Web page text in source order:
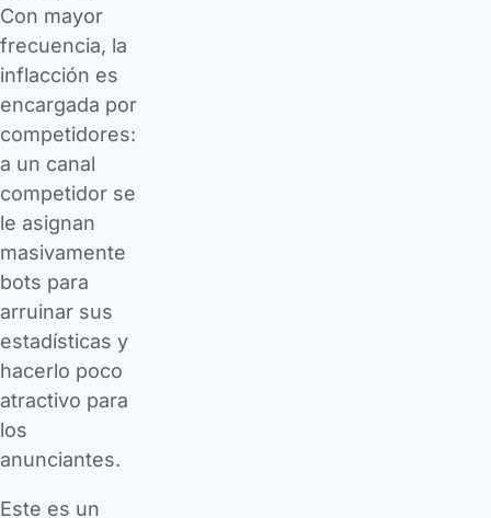
Con mayor
frecuencia, la
inflacción es
encargada por
competidores:
a un canal
competidor se
le asignan
masivamente
bots para
arruinar sus
estadísticas y
hacerlo poco
atractivo para
los
anunciantes.
Este es un